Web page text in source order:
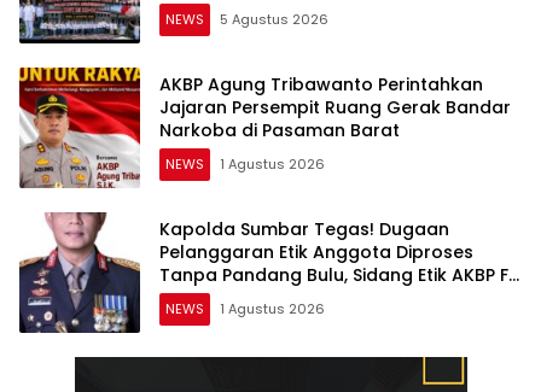
NEWS 5 Agustus 2026
AKBP Agung Tribawanto Perintahkan
Jajaran Persempit Ruang Gerak Bandar
Narkoba di Pasaman Barat
NEWS 1 Agustus 2026
Kapolda Sumbar Tegas! Dugaan
Pelanggaran Etik Anggota Diproses
Tanpa Pandang Bulu, Sidang Etik AKBP F
Dipercepat
NEWS 1 Agustus 2026